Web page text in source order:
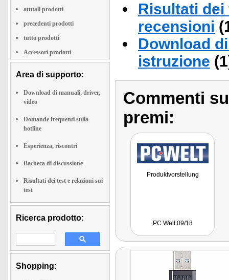
attuali prodotti
precedenti prodotti
tutto prodotti
Accessori prodotti
Area di supporto:
Download di manuali, driver,
video
Domande frequenti sulla
hotline
Esperienza, riscontri
Bacheca di discussione
Risultati dei test e relazioni sui
test
Ricerca prodotto:
Shopping:
Risultati
recensioni
Download
istruzione
Commenti
premi:
Produktvorstellung
PC Welt 09/18